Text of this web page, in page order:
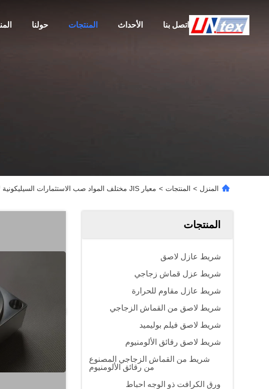
حولنا المنتجات الأحداث اتصل بنا
المنزل > المنتجات > معيار JIS مختلف المواد صب الاستثمارات السيليكونية لأجزاء الآلات
المنتجات
شريط عازل لاصق
شريط عزل قماش زجاجي
شريط عازل مقاوم للحرارة
شريط لاصق من القماش الزجاجي
شريط لاصق فيلم بوليميد
شريط لاصق رقائق الألومنيوم
شريط من القماش الزجاجي المصنوع
من رقائق الألومنيوم
ورق الكرافت ذو الوجه احباط